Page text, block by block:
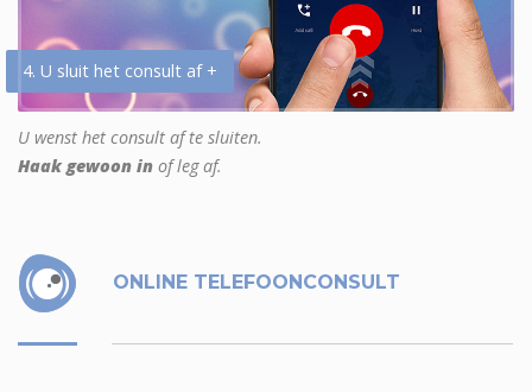
4. U sluit het consult af +
U wenst het consult af te sluiten.
Haak gewoon in of leg af.
ONLINE TELEFOONCONSULT